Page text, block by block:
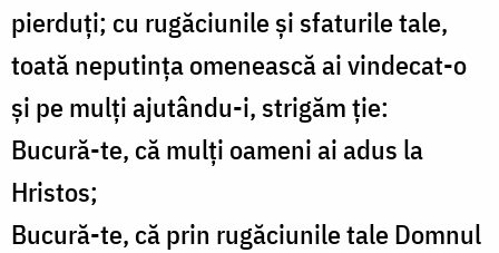
pierduţi; cu rugăciunile şi sfaturile tale,
toată neputinţa omenească ai vindecat-o
şi pe mulţi ajutându-i, strigăm ţie:
Bucură-te, că mulţi oameni ai adus la
Hristos;
Bucură-te, că prin rugăciunile tale Domnul